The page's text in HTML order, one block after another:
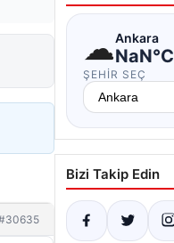
☁Ankara
NaN°C
ŞEHIR SEÇ
Bizi Takip Edin